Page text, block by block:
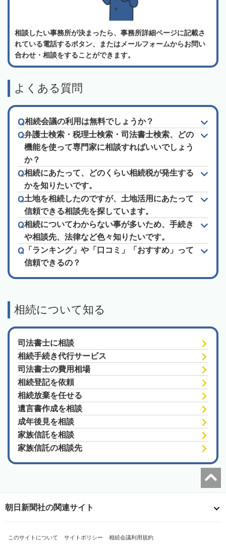
相談したい事務所が決まったら、事務所詳細ページに記載さ
れている電話するボタン、またはメールフォームからお問い
合わせ・相談をすることができます。
よくある質問
相続会議の利用は無料でしょうか？
弁護士検索・税理士検索・司法書士検索、どの
機能を使って専門家に相談すればいいでしょう
か？
相続にあたって、どのくらい相続税が発生する
かを知りたいです。
土地を相続したのですが、土地活用にあたって
信頼できる相談先を探しています。
相続についてわからない事が多いため、手続き
や相談先、法律など色々知りたいです。
「ランキング」や「口コミ」「おすすめ」って
信頼できるの？
相続について知る
司法書士に相談
相続手続き代行サービス
司法書士の費用相場
相続登記を依頼
相続放棄を任せる
遺言書作成を相談
成年後見を相談
家族信託を相談
家族信託の相談先
朝日新聞社の関連サイト
このサイトについて サイトポリシー 相続会議利用規約